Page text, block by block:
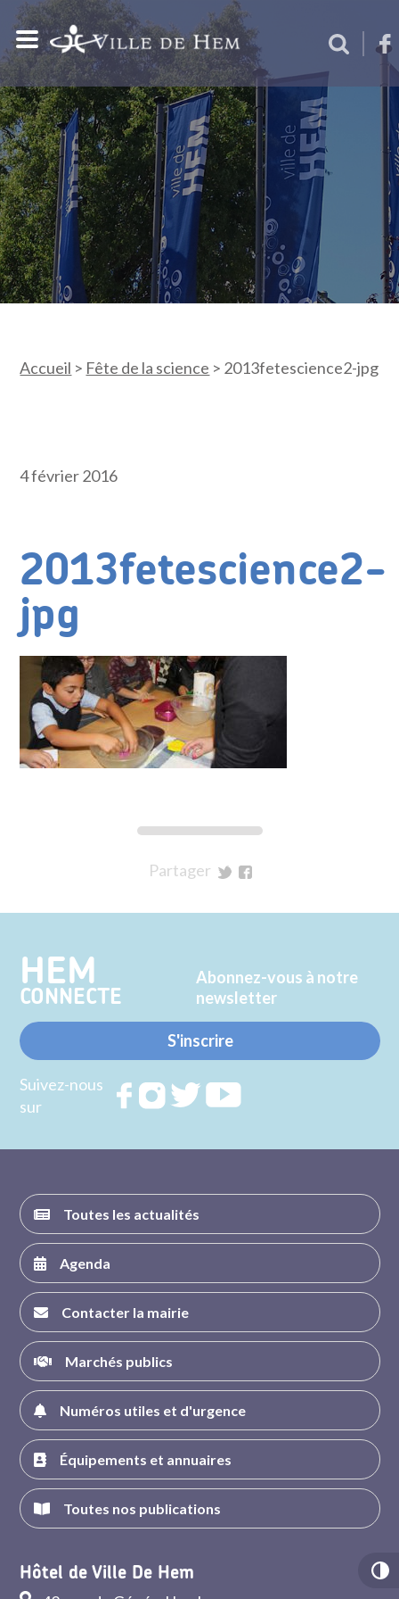
Accueil > Fête de la science > 2013fetescience2-jpg
4 février 2016
2013fetescience2-
jpg
Partager
Twitter
Facebook
HEM
CONNECTE
Abonnez-vous à notre
newsletter
S'inscrire
Suivez-nous
sur
RejoignezRejoignezRejoignez
Toutes les actualités
Agenda
Contacter la mairie
Marchés publics
Numéros utiles et d'urgence
Équipements et annuaires
Toutes nos publications
Hôtel de Ville De Hem